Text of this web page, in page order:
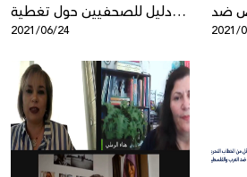
دليل للصحفيين حول تغطية
قضايا الحقوق الرقمية
2021/06/24
ضد
خلال
2021/